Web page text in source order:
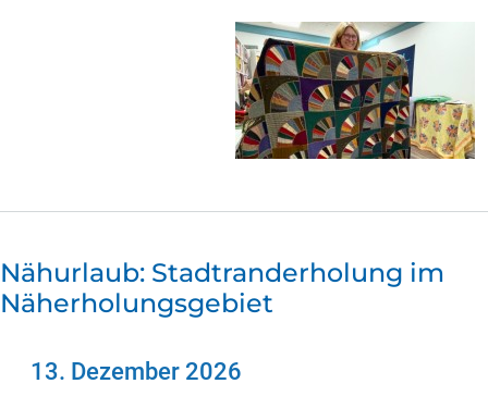
Nähurlaub: Stadtranderholung im
Näherholungsgebiet
13. Dezember 2026